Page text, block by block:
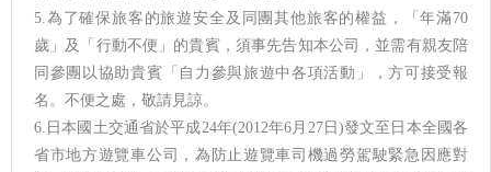
5.為了確保旅客的旅遊安全及同團其他旅客的權益，「年滿70
歲」及「行動不便」的貴賓，須事先告知本公司，並需有親友陪
同參團以協助貴賓「自力參與旅遊中各項活動」，方可接受報
名。不便之處，敬請見諒。
6.日本國土交通省於平成24年(2012年6月27日)發文至日本全國各
省市地方遊覽車公司，為防止遊覽車司機過勞駕駛緊急因應對